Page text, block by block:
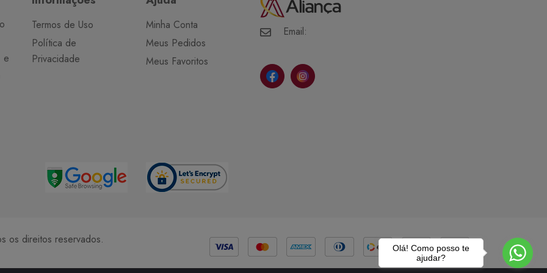
e
Termos de Uso
Política de
Privacidade
Minha Conta
Meus Pedidos
Meus Favoritos
Email:
os direitos reservados. Métodos de Pagamento
Olá! Como posso te
ajudar?